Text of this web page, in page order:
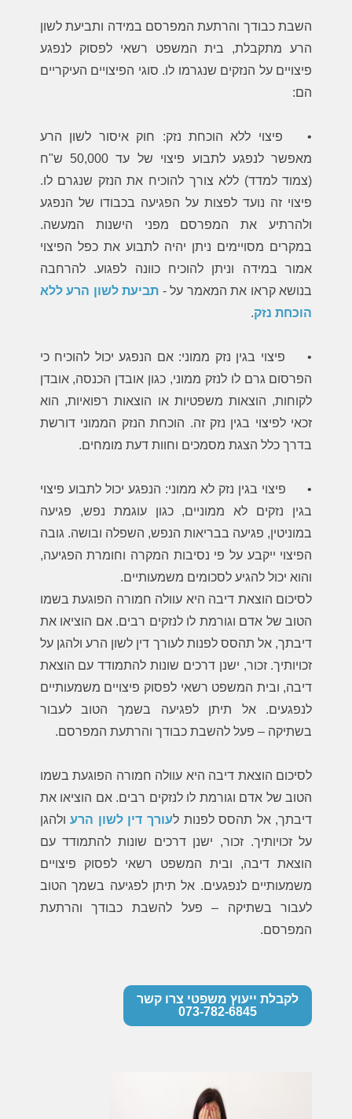
השבת כבודך והרתעת המפרסם במידה ותביעת לשון
הרע מתקבלת, בית המשפט רשאי לפסוק לנפגע
פיצויים על הנזקים שנגרמו לו. סוגי הפיצויים העיקריים
הם:
•
פיצוי ללא הוכחת נזק: חוק איסור לשון הרע
מאפשר לנפגע לתבוע פיצוי של עד 50,000 ש"ח
(צמוד למדד) ללא צורך להוכיח את הנזק שנגרם לו.
פיצוי זה נועד לפצות על הפגיעה בכבודו של הנפגע
ולהרתיע את המפרסם מפני הישנות המעשה.
במקרים מסויימים ניתן יהיה לתבוע את כפל הפיצוי
אמור במידה וניתן להוכיח כוונה לפגוע. להרחבה
בנושא קראו את המאמר על - תביעת לשון הרע ללא
הוכחת נזק.
•
פיצוי בגין נזק ממוני: אם הנפגע יכול להוכיח כי
הפרסום גרם לו לנזק ממוני, כגון אובדן הכנסה, אובדן
לקוחות, הוצאות משפטיות או הוצאות רפואיות, הוא
זכאי לפיצוי בגין נזק זה. הוכחת הנזק הממוני דורשת
בדרך כלל הצגת מסמכים וחוות דעת מומחים.
•
פיצוי בגין נזק לא ממוני: הנפגע יכול לתבוע פיצוי
בגין נזקים לא ממוניים, כגון עוגמת נפש, פגיעה
במוניטין, פגיעה בבריאות הנפש, השפלה ובושה. גובה
הפיצוי ייקבע על פי נסיבות המקרה וחומרת הפגיעה,
והוא יכול להגיע לסכומים משמעותיים.
לסיכום הוצאת דיבה היא עוולה חמורה הפוגעת בשמו
הטוב של אדם וגורמת לו לנזקים רבים. אם הוציאו את
דיבתך, אל תהסס לפנות לעורך דין לשון הרע ולהגן על
זכויותיך. זכור, ישנן דרכים שונות להתמודד עם הוצאת
דיבה, ובית המשפט רשאי לפסוק פיצויים משמעותיים
לנפגעים. אל תיתן לפגיעה בשמך הטוב לעבור
בשתיקה – פעל להשבת כבודך והרתעת המפרסם.
לסיכום הוצאת דיבה היא עוולה חמורה הפוגעת בשמו
הטוב של אדם וגורמת לו לנזקים רבים.אם הוציאו את
דיבתך, אל תהסס לפנות לעורך דין לשון הרעולהגן
על זכויותיך. זכור, ישנן דרכים שונות להתמודד עם
הוצאת דיבה, ובית המשפט רשאי לפסוק פיצויים
משמעותיים לנפגעים. אל תיתן לפגיעה בשמך הטוב
לעבור בשתיקה – פעל להשבת כבודך והרתעת
המפרסם.
לקבלת ייעוץ משפטי צרו קשר
073-782-6845